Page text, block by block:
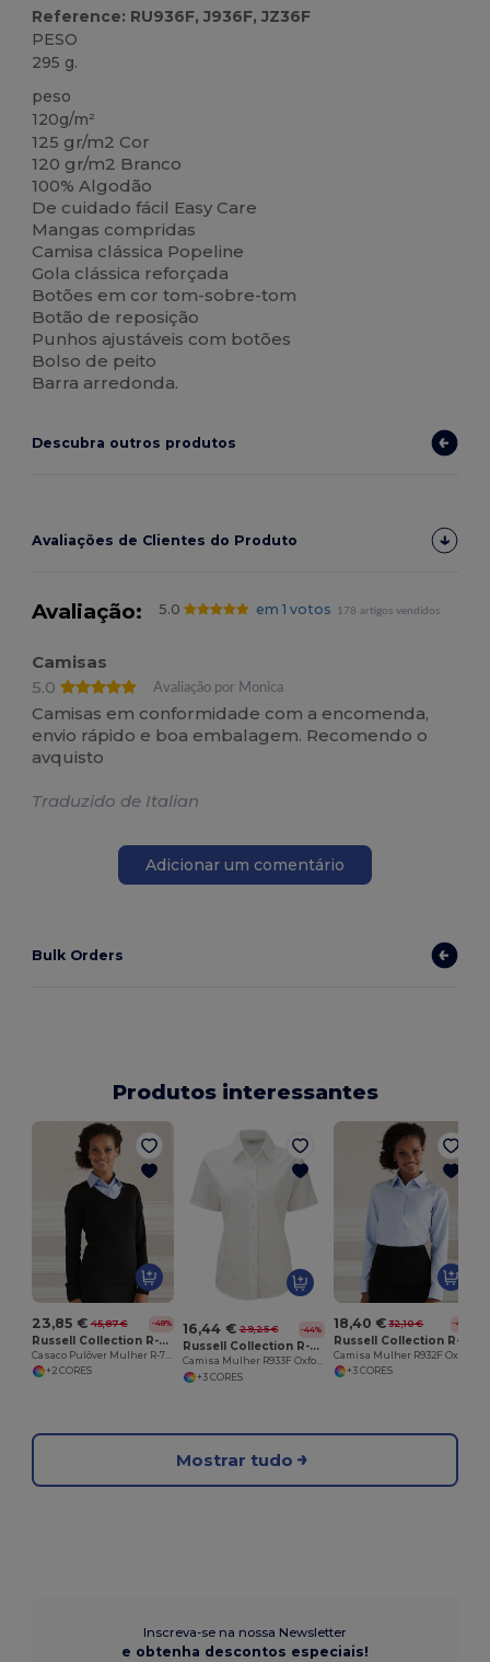
Reference: RU936F, J936F, JZ36F
PESO
295 g.
peso
120g/m²
125 gr/m2 Cor
120 gr/m2 Branco
100% Algodão
De cuidado fácil Easy Care
Mangas compridas
Camisa clássica Popeline
Gola clássica reforçada
Botões em cor tom-sobre-tom
Botão de reposição
Punhos ajustáveis com botões
Bolso de peito
Barra arredonda.
Descubra outros produtos
Avaliações de Clientes do Produto
Avaliação: 5.0 em 1 votos 178 artigos vendidos
Camisas
5.0
Avaliação por Monica
Camisas em conformidade com a encomenda,
envio rápido e boa embalagem. Recomendo o
avquisto
Traduzido de Italian
Adicionar um comentário
Bulk Orders
Produtos interessantes
23,85 € 45,87 € -48%
Russell Collection R-710F-0
+2 CORES
16,44 € 29,25 € -44%
Russell Collection R-933F-0
Camisa Mulher R933F Oxford Clássica
+3 CORES
18,40 € 32,10 € -43%
+3 CORES
Mostrar tudo
Inscreva-se na nossa Newsletter
e obtenha descontos especiais!